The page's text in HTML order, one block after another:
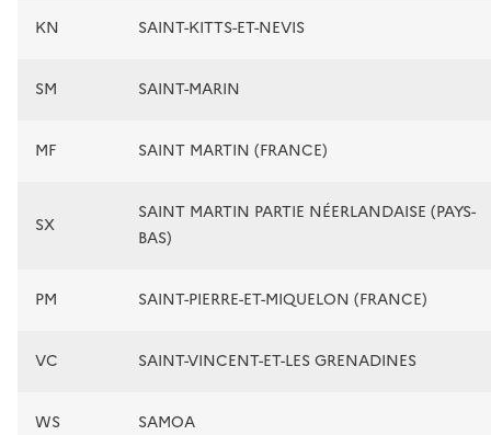
KN SAINT-KITTS-ET-NEVIS
SM SAINT-MARIN
MF SAINT MARTIN (FRANCE)
SX
SAINT MARTIN PARTIE NÉERLANDAISE (PAYS-
BAS)
PM SAINT-PIERRE-ET-MIQUELON (FRANCE)
VC SAINT-VINCENT-ET-LES GRENADINES
WS SAMOA